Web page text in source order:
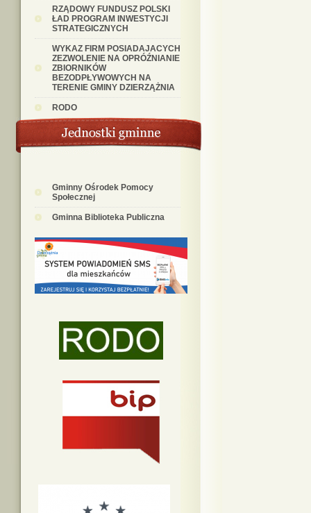
RZĄDOWY FUNDUSZ POLSKI
ŁAD PROGRAM INWESTYCJI
STRATEGICZNYCH
WYKAZ FIRM POSIADAJACYCH
ZEZWOLENIE NA OPRÓŹNIANIE
ZBIORNIKÓW
BEZODPŁYWOWYCH NA
TERENIE GMINY DZIERZĄŻNIA
RODO
Gminny Ośrodek Pomocy
Społecznej
Gminna Biblioteka Publiczna